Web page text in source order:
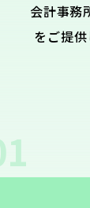
会計事務
をご提